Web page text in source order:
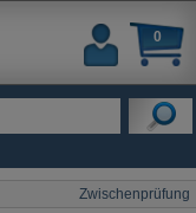
0
Zwischenprüfung